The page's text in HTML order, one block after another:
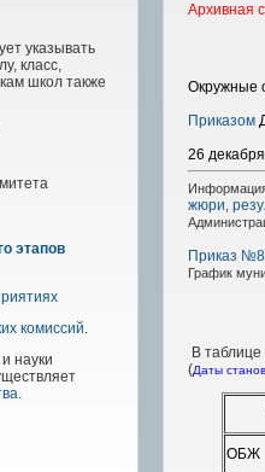
указывать
класс,
школ также
этапов
комиссий.
науки
.
Архивная
Окружные
Приказом
26
жюри
Приказ
График
В
(Даты
ОБЖ